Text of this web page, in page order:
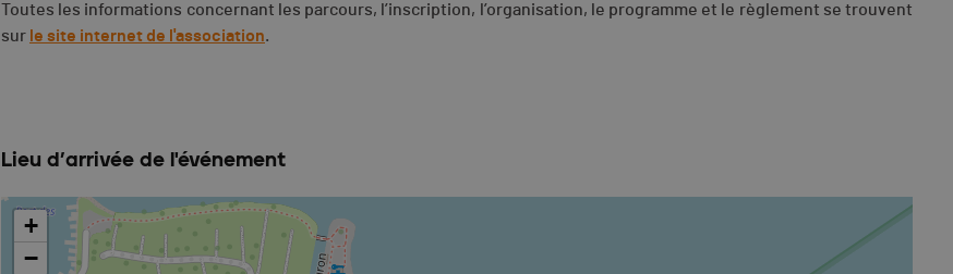
Toutes les informations concernant les parcours, l’inscription, l’organisation, le programme et le règlement se trouvent
sur le site internet de l'association.
Lieu d’arrivée de l'événement
+
−